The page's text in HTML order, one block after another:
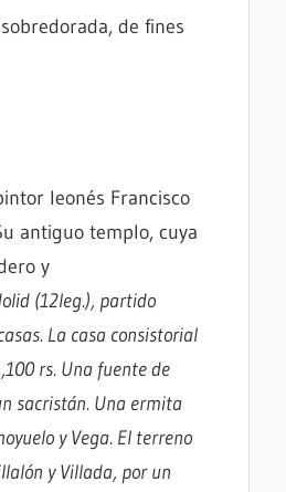
de fines
leonés Francisco
antiguo templo, cuya
y
(12leg.), partido
La casa consistorial
rs. Una fuente de
sacristán. Una ermita
y Vega. El terreno
y Villada, por un